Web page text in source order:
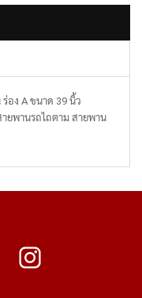
อง A ขนาด 39 นิ้ว
ยพานรถไถตาม สายพาน